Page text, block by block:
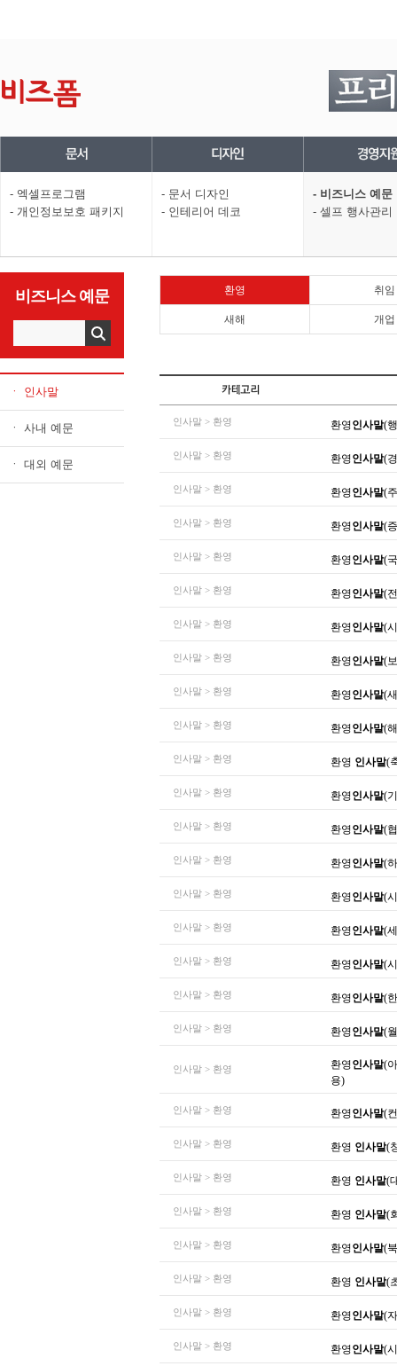
- 엑셀프로그램
- 개인정보보호 패키지
- 문서 디자인
- 인테리어 데코
- 비즈니스 예문
- 셀프 행사관리
비즈니스 예문
ㆍ 인사말
ㆍ 사내 예문
ㆍ 대외 예문
환영 취임
새해 개업
인사말 > 환영 환영인사말(
인사말 > 환영 환영인사말(
인사말 > 환영 환영인사말(
인사말 > 환영 환영인사말(
인사말 > 환영 환영인사말(
인사말 > 환영 환영인사말(
인사말 > 환영 환영인사말(
인사말 > 환영 환영인사말(
인사말 > 환영 환영인사말(
인사말 > 환영 환영인사말(
인사말 > 환영 환영 인사말(
인사말 > 환영 환영인사말(
인사말 > 환영 환영인사말(
인사말 > 환영 환영인사말(
인사말 > 환영 환영인사말(
인사말 > 환영 환영인사말(
인사말 > 환영 환영인사말(
인사말 > 환영 환영인사말(
인사말 > 환영 환영인사말(
인사말 > 환영 환영인사말(
용)
인사말 > 환영 환영인사말(
인사말 > 환영 환영 인사말(
인사말 > 환영 환영 인사말(
인사말 > 환영 환영 인사말(
인사말 > 환영 환영인사말(
인사말 > 환영 환영 인사말(
인사말 > 환영 환영인사말(
인사말 > 환영 환영인사말(